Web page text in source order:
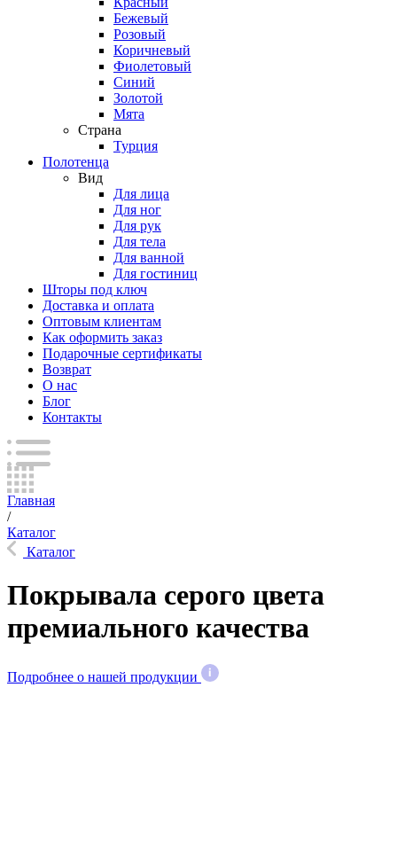
Бежевый
Розовый
Коричневый
Фиолетовый
Синий
Золотой
Мята
Страна
Турция
Полотенца
Вид
Для лица
Для ног
Для рук
Для тела
Для ванной
Для гостиниц
Шторы под ключ
Доставка и оплата
Оптовым клиентам
Как оформить заказ
Подарочные сертификаты
Возврат
О нас
Блог
Контакты
Главная
/
Каталог
Каталог
Покрывала серого цвета
премиального качества
Подробнее о нашей продукции